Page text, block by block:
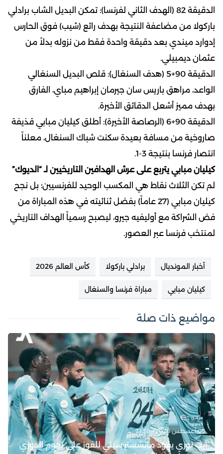
الدقيقة 82 (الهدف الثاني لفرنسا): تمكن البديل الشاب برادلي
باركولا من مضاعفة النتيجة بهدف رائع (شيب) فوق الحارس
إدوارد ميندي بعد دقيقة واحدة فقط من نزوله بدلاً من
عثمان ديمبيلي.
الدقيقة 90+5 (هدف السنغال): قلص البديل السنغالي
الواعد، مراهق باريس سان جيرمان إبراهيم مباي، الفارق
بهدف مميز أشعل الدقائق الأخيرة.
الدقيقة 90+6 (الرصاصة الأخيرة): أطلق كيليان مبابي قذيفة
صاروخية من مسافة بعيدة سكنت شباك السنغال، معلناً
انتصار فرنسا بنتيجة 3-1.
كيليان مبابي يتربع على عرش الهدافين التاريخيين لـ “الديوك”
لم تكن الثلاث نقاط هي المكسب الوحيد للفرنسيين؛ بل نجح
كيليان مبابي (27 عاماً) بفضل ثنائيته في هذه المباراة من
فض الشراكة مع أوليفيه جيرو، ليصبح رسمياً الهداف التاريخي
لمنتخب فرنسا عبر العصور.
أخبار المونديال برادلي باركولا كأس العالم 2026
كيليان مبابي مباراة فرنسا والسنغال
مواضيع ذات صلة
05 أغسطس 2026 - 21:38
آيت نوري يقود مانشستر سيتي للفوز على نجوم الدوري